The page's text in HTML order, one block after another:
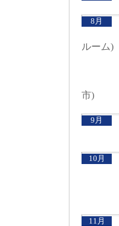
8月
1日
ルーム)
(山口
21日
市)
9月
10月
4日
24日
(
11月